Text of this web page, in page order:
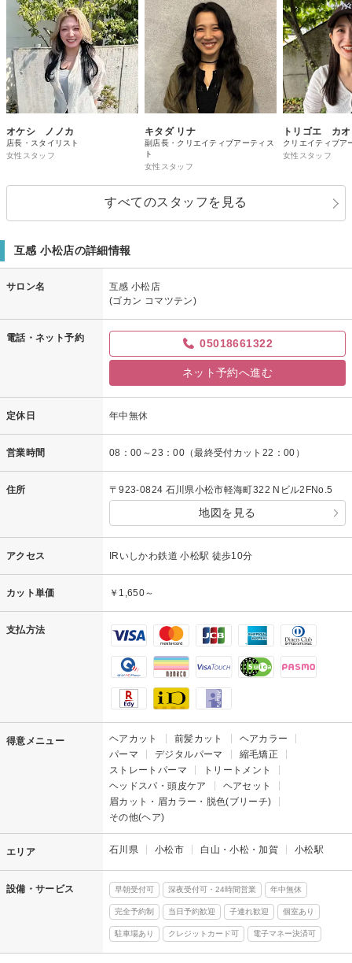
印象がどう変わるか、また利用させてもらおうと思います。
オケシ ノノカ
店長・スタイリスト
女性スタッフ
キタダ リナ
副店長・クリエイティブアーティス
ト
女性スタッフ
トリゴエ カオ
クリエイティブア
女性スタッフ
すべてのスタッフを見る
互感 小松店の詳細情報
サロン名
互感 小松店
(ゴカン コマツテン)
電話・ネット予約 05018661322
ネット予約へ進む
定休日 年中無休
営業時間 08：00～23：00（最終受付カット22：00）
住所 〒923-0824 石川県小松市軽海町322 Nビル2FNo.5
地図を見る
アクセス IRいしかわ鉄道 小松駅 徒歩10分
カット単価 ￥1,650～
支払方法
得意メニュー ヘアカット 前髪カット
ヘアカラー
パーマ
デジタルパーマ
縮毛矯正
ストレートパーマ
トリートメント
ヘッドスパ・頭皮ケア
ヘアセット
眉カット・眉カラー・脱色(ブリーチ)
その他(ヘア)
エリア 石川県 小松市 白山・小松・加賀 小松駅
設備・サービス 早朝受付可 深夜受付可・24時間営業 年中無休
完全予約制 当日予約歓迎 子連れ歓迎 個室あり
駐車場あり クレジットカード可 電子マネー決済可